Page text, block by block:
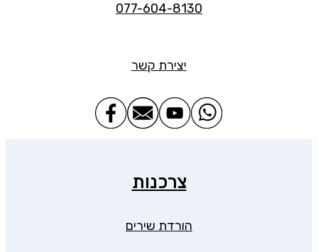
077-604-8130
יצירת קשר
צרכנות
הורדת שירים